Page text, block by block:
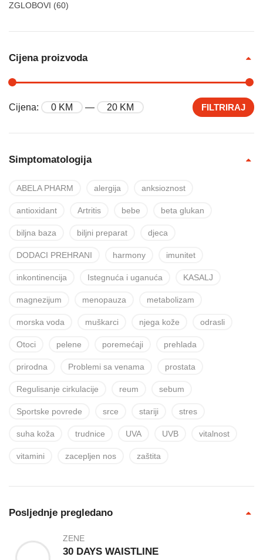
ZGLOBOVI (60)
Cijena proizvoda
FILTRIRAJ
Cijena: 0 KM — 20 KM
Simptomatologija
ABELA PHARM alergija anksioznost
antioxidant Artritis bebe beta glukan
biljna baza biljni preparat djeca
DODACI PREHRANI harmony imunitet
inkontinencija Istegnuća i uganuća KASALJ
magnezijum menopauza metabolizam
morska voda muškarci njega kože odrasli
Otoci pelene poremećaji prehlada
prirodna Problemi sa venama prostata
Regulisanje cirkulacije reum sebum
Sportske povrede srce stariji stres
suha koža trudnice UVA UVB vitalnost
vitamini zacepljen nos zaštita
Posljednje pregledano
ZENE
30 DAYS WAISTLINE